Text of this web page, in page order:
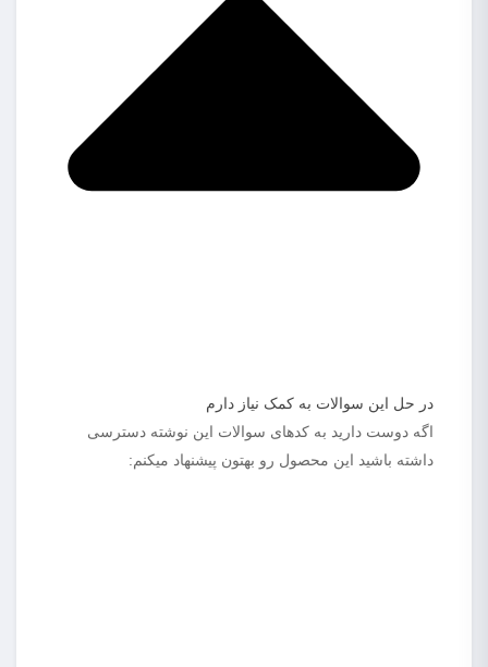
در حل این سوالات به کمک نیاز دارم
اگه دوست دارید به کدهای سوالات این نوشته دسترسی
داشته باشید این محصول رو بهتون پیشنهاد میکنم: